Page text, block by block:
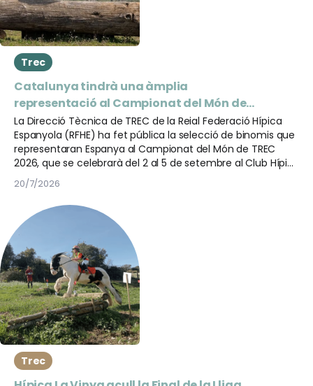
Trec
Catalunya tindrà una àmplia
representació al Campionat del Món de
TREC 2026
La Direcció Tècnica de TREC de la Reial Federació Hípica
Espanyola (RFHE) ha fet pública la selecció de binomis que
representaran Espanya al Campionat del Món de TREC
2026, que se celebrarà del 2 al 5 de setembre al Club Hípic
Les Tanques, a Barcelona.
20/7/2026
Trec